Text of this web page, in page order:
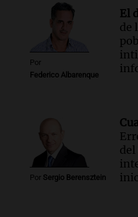
Episodios
Por
Federico Albarenque
El
de
Por Sergio Berensztein
del